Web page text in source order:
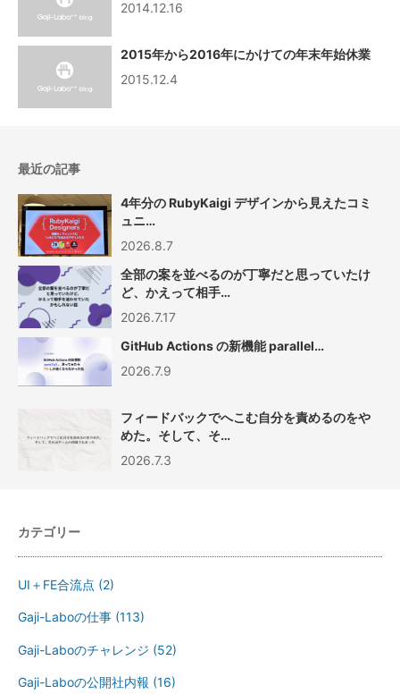
2014.12.16
2015年から2016年にかけての年末年始休業
2015.12.4
最近の記事
4年分の RubyKaigi デザインから見えたコミ
ュニ…
2026.8.7
全部の案を並べるのが丁寧だと思っていたけ
ど、かえって相手…
2026.7.17
GitHub Actions の新機能 parallel…
2026.7.9
フィードバックでへこむ自分を責めるのをや
めた。そして、そ…
2026.7.3
カテゴリー
UI＋FE合流点 (2)
Gaji-Laboの仕事 (113)
Gaji-Laboのチャレンジ (52)
Gaji-Laboの公開社内報 (16)